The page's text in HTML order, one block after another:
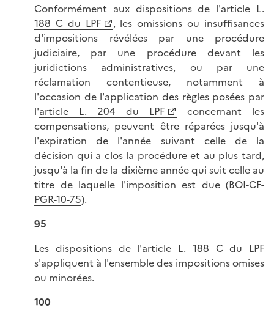
Conformément aux dispositions de l'article L.
188 C du LPF
, les omissions ou insuffisances
d'impositions révélées par une procédure
judiciaire, par une procédure devant les
juridictions administratives, ou par une
réclamation contentieuse, notamment à
l'occasion de l'application des règles posées par
l'article L. 204 du LPF
concernant les
compensations, peuvent être réparées jusqu'à
l'expiration de l'année suivant celle de la
décision qui a clos la procédure et au plus tard,
jusqu'à la fin de la dixième année qui suit celle au
titre de laquelle l'imposition est due (BOI-CF-
PGR-10-75).
95
Les dispositions de l'article L. 188 C du LPF
s'appliquent à l'ensemble des impositions omises
ou minorées.
100